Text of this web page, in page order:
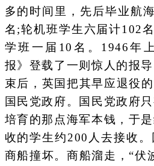
多的时间里，先后毕业航
名;轮机班学生六届计102
学班一届10名。1946年
报》登载了一则惊人的报
束后，英国把其早应退役
国民党政府。国民党政府
培育的那点海军本钱，于
收的学生约200人去接收
商船撞坏。商船溜走，“伏